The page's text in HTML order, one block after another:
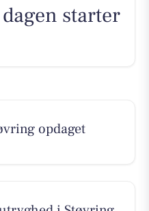
starter
opdaget